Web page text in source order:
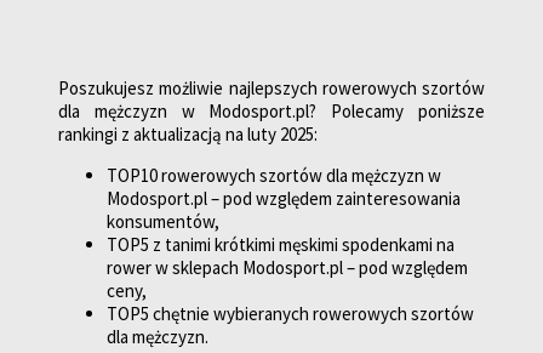
Poszukujesz możliwie najlepszych rowerowych szortów
dla mężczyzn w Modosport.pl? Polecamy poniższe
rankingi z aktualizacją na luty 2025:
TOP10 rowerowych szortów dla mężczyzn w
Modosport.pl – pod względem zainteresowania
konsumentów,
TOP5 z tanimi krótkimi męskimi spodenkami na
rower w sklepach Modosport.pl – pod względem
ceny,
TOP5 chętnie wybieranych rowerowych szortów
dla mężczyzn.